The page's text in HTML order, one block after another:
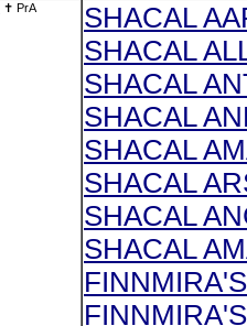
✝ PrA
SHACAL
SHACAL
SHACAL
SHACAL
SHACAL
SHACAL
SHACAL
SHACAL